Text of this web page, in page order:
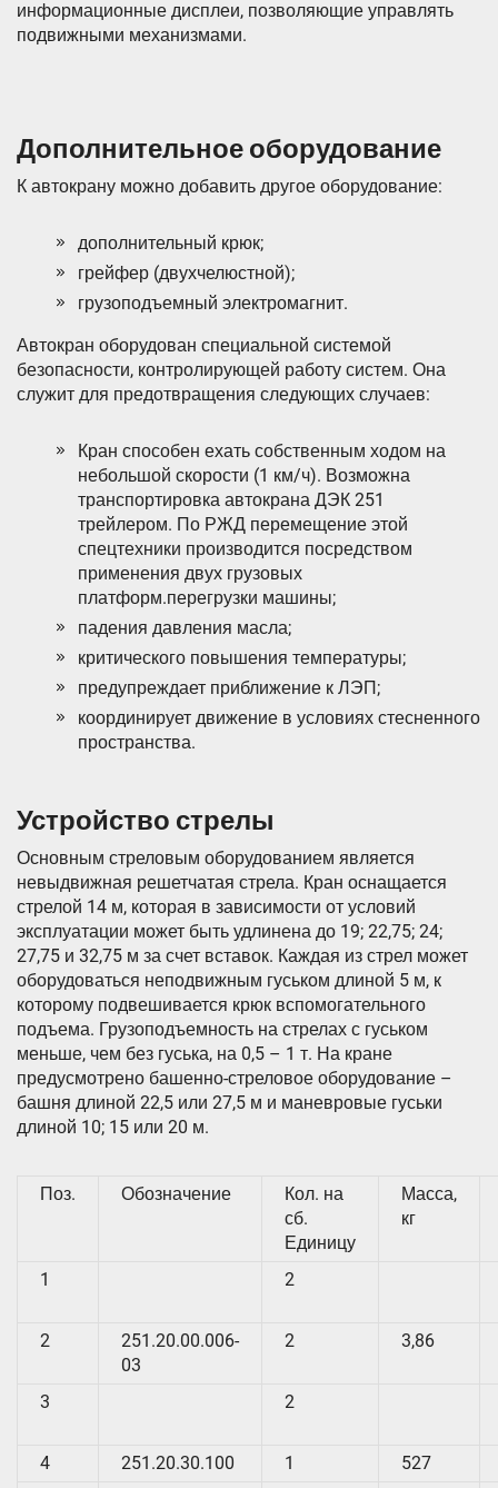
информационные дисплеи, позволяющие управлять
подвижными механизмами.
Дополнительное оборудование
К автокрану можно добавить другое оборудование:
дополнительный крюк;
грейфер (двухчелюстной);
грузоподъемный электромагнит.
Автокран оборудован специальной системой
безопасности, контролирующей работу систем. Она
служит для предотвращения следующих случаев:
Кран способен ехать собственным ходом на
небольшой скорости (1 км/ч). Возможна
транспортировка автокрана ДЭК 251
трейлером. По РЖД перемещение этой
спецтехники производится посредством
применения двух грузовых
платформ.перегрузки машины;
падения давления масла;
критического повышения температуры;
предупреждает приближение к ЛЭП;
координирует движение в условиях стесненного
пространства.
Устройство стрелы
Основным стреловым оборудованием является
невыдвижная решетчатая стрела. Кран оснащается
стрелой 14 м, которая в зависимости от условий
эксплуатации может быть удлинена до 19; 22,75; 24;
27,75 и 32,75 м за счет вставок. Каждая из стрел может
оборудоваться неподвижным гуськом длиной 5 м, к
которому подвешивается крюк вспомогательного
подъема. Грузоподъемность на стрелах с гуськом
меньше, чем без гуська, на 0,5 – 1 т. На кране
предусмотрено башенно-стреловое оборудование –
башня длиной 22,5 или 27,5 м и маневровые гуськи
длиной 10; 15 или 20 м.
Поз. Обозначение
Кол. на
сб.
Единицу
Масса,
кг
1 2
2
251.20.00.006-
03
2 3,86
3 2
4 251.20.30.100 1
527